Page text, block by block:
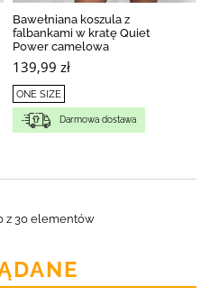
Bawełniana koszula z
falbankami w kratę Quiet
Power camelowa
139,99 zł
ONE SIZE
Darmowa dostawa
z 30 elementów